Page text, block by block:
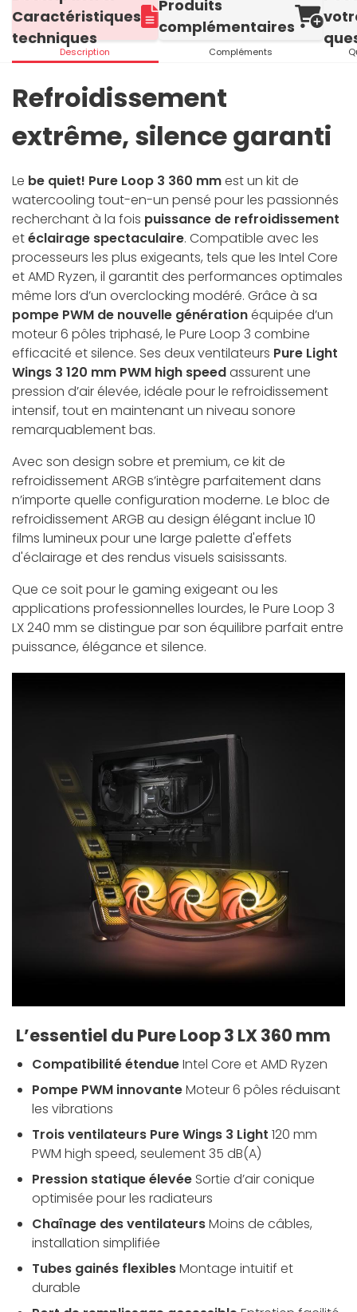
Caractéristiques
techniques
Description
Produits
complémentaires
Compléments
Refroidissement
extrême, silence garanti
Le be quiet! Pure Loop 3 360 mmest un kit de
watercooling tout-en-un pensé pour les passionnés
recherchant à la fois puissance de refroidissement
etéclairage spectaculaire. Compatible avec les
processeurs les plus exigeants, tels que les Intel Core
et AMD Ryzen, il garantit des performances optimales
même lors d’un overclocking modéré. Grâce à sa
pompe PWM de nouvelle générationéquipée d’un
moteur 6 pôles triphasé, le Pure Loop 3 combine
efficacité et silence. Ses deux ventilateurs Pure Light
Wings 3 120 mm PWM high speedassurent une
pression d’air élevée, idéale pour le refroidissement
intensif, tout en maintenant un niveau sonore
remarquablement bas.
Avec son design sobre et premium, ce kit de
refroidissement ARGB s’intègre parfaitement dans
n’importe quelle configuration moderne. Le bloc de
refroidissement ARGB au design élégant inclue 10
films lumineux pour une large palette d'effets
d'éclairage et des rendus visuels saisissants.
Que ce soit pour le gaming exigeant ou les
applications professionnelles lourdes, le Pure Loop 3
LX 240 mm se distingue par son équilibre parfait entre
puissance, élégance et silence.
L’essentiel du Pure Loop 3 LX 360 mm
Compatibilité étendueIntel Core et AMD Ryzen
Pompe PWM innovanteMoteur 6 pôles réduisant
les vibrations
Trois ventilateurs Pure Wings 3 Light 120 mm
PWM high speed, seulement 35 dB(A)
Pression statique élevée Sortie d’air conique
optimisée pour les radiateurs
Chaînage des ventilateursMoins de câbles,
installation simplifiée
Tubes gainés flexiblesMontage intuitif et
durable